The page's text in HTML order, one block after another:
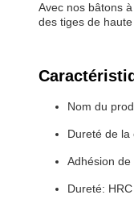
Avec nos bâtons
des tiges de
Nom du
Dureté de la
Adhésion
Dureté: